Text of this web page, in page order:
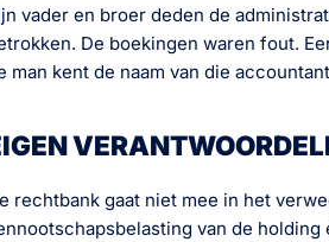
vader en broer deden de
De boekingen waren fout.
man kent de naam van die
rechtbank gaat niet mee in het
van de